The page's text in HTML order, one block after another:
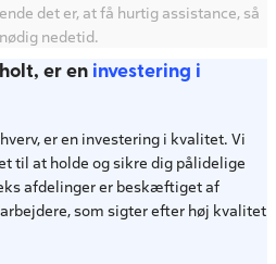
det er, at få hurtig assistance, så
nedetid.
er eninvestering i
er en investering i kvalitet. Vi
til at holde og sikre dig pålidelige
afdelinger er beskæftiget af
som sigter efter høj kvalitet